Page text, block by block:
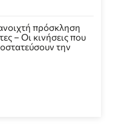
πρόσκληση
– Οι κινήσεις που
την